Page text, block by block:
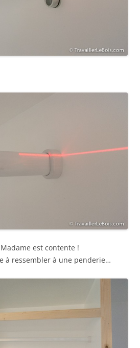
est contente !
à ressembler à une penderie…